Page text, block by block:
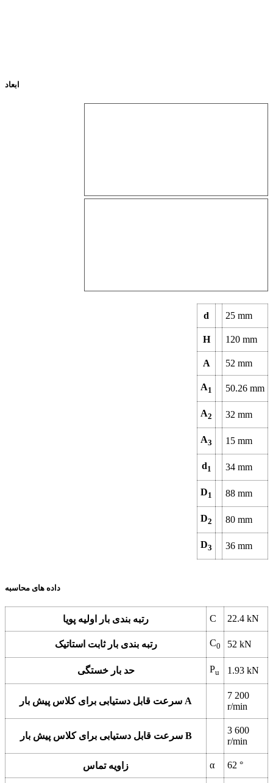
ابعاد
d 25 mm
H 120 mm
A 52 mm
A1 50.26 mm
A2 32 mm
A3 15 mm
d1 34 mm
D1 88 mm
D2 80 mm
D3 36 mm
داده های محاسبه
رتبه بندی بار اولیه پویا C 22.4 kN
رتبه بندی بار ثابت استاتیک C0 52 kN
حد بار خستگی Pu 1.93 kN
سرعت قابل دستیابی برای کلاس پیش بار A
7 200
r/min
سرعت قابل دستیابی برای کلاس پیش بار B
3 600
r/min
زاویه تماس α 62 °